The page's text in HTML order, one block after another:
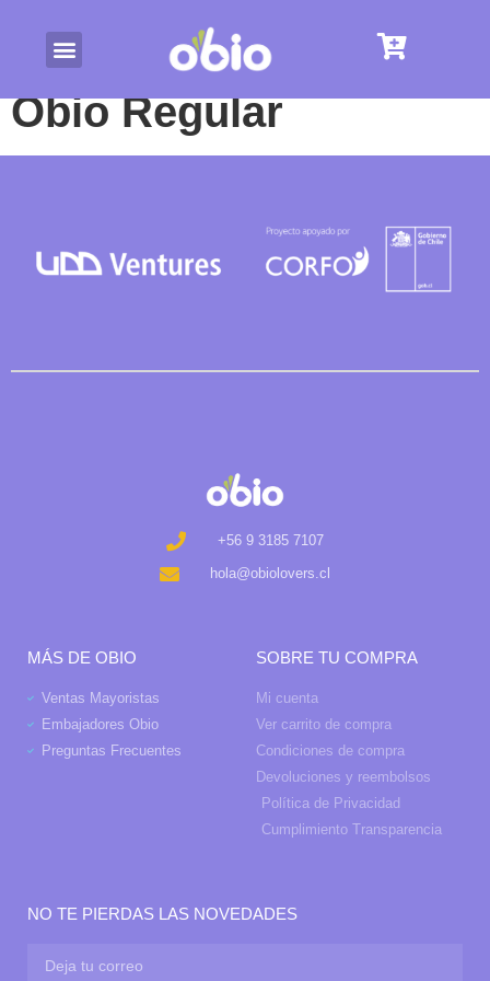
Obio Regular
+56 9 3185 7107
hola@obiolovers.cl
MÁS DE OBIO
Ventas Mayoristas
Embajadores Obio
Preguntas Frecuentes
SOBRE TU COMPRA
Mi cuenta
Ver carrito de compra
Condiciones de compra
Devoluciones y reembolsos
Política de Privacidad
Cumplimiento Transparencia
NO TE PIERDAS LAS NOVEDADES